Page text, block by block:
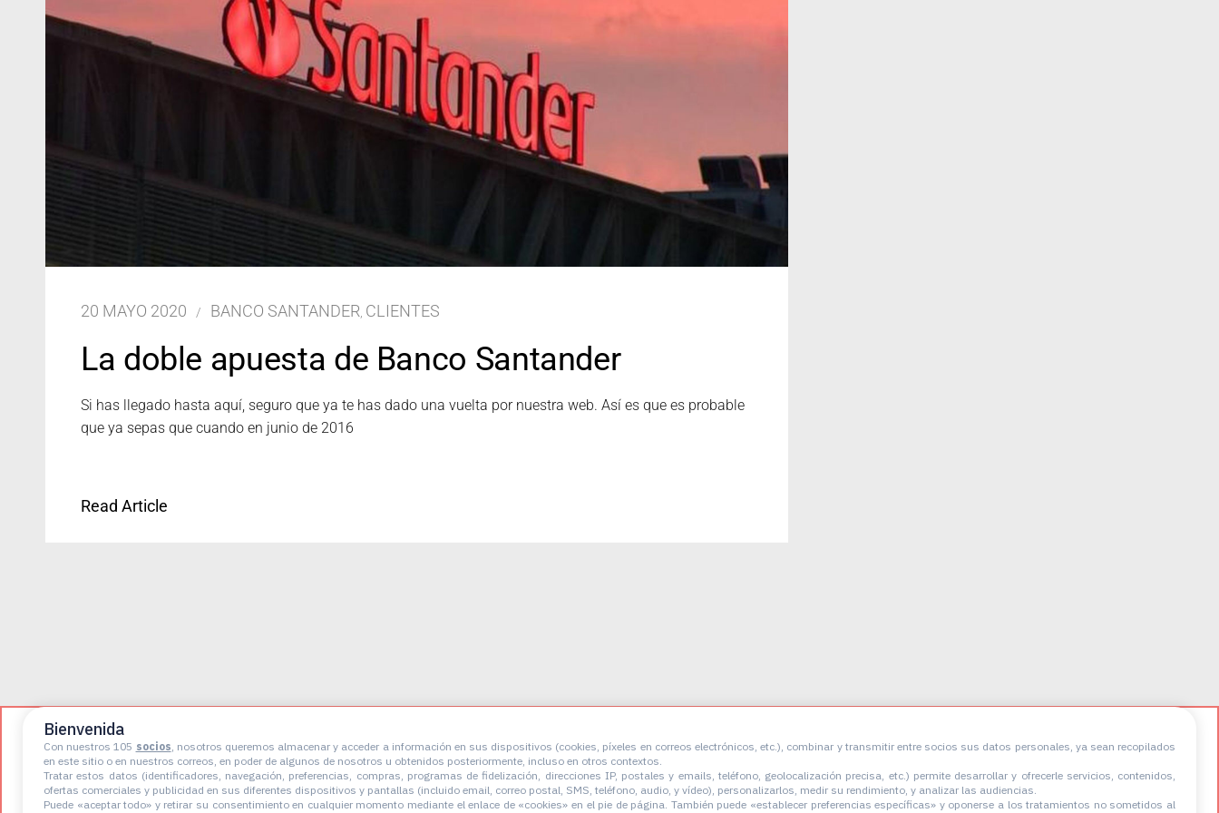
20 MAYO 2020 BANCO SANTANDER CLIENTES
La doble apuesta de Banco Santander
Si has llegado hasta aquí, seguro que ya te has dado una vuelta por nuestra web. Así es que es probable
que ya sepas que cuando en junio de 2016
Read Article
LEGAL
Política de
FREEBOX MADRID
Marqués del Riscal 2
FREEBOX GALICIA
López de Neira 3, planta 3
Bienvenida
Con nuestros 105 socios, nosotros queremos almacenar y acceder a información en sus dispositivos (cookies, píxeles en correos electrónicos, etc.), combinar y transmitir entre socios sus datos personales, ya sean recopilados
en este sitio o en nuestros correos, en poder de algunos de nosotros u obtenidos posteriormente, incluso en otros contextos.
Tratar estos datos (identificadores, navegación, preferencias, compras, programas de fidelización, direcciones IP, postales y emails, teléfono, geolocalización precisa, etc.) permite desarrollar y ofrecerle servicios, contenidos,
ofertas comerciales y publicidad en sus diferentes dispositivos y pantallas (incluido email, correo postal, SMS, teléfono, audio, y vídeo), personalizarlos, medir su rendimiento, y analizar las audiencias.
Puede «aceptar todo» y retirar su consentimiento en cualquier momento mediante el enlace de «cookies» en el pie de página. También puede «establecer preferencias específicas» y oponerse a los tratamientos no sometidos al